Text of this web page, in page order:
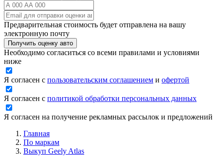
Предварительная стоимость будет отправлена на вашу
электронную почту
Получить оценку авто
Необходимо согласиться со всеми правилами и условиями
ниже
Я согласен с пользовательским соглашением и офертой
Я согласен с политикой обработки персональных данных
Я согласен на получение рекламных рассылок и предложений
Главная
По маркам
Выкуп Geely Atlas